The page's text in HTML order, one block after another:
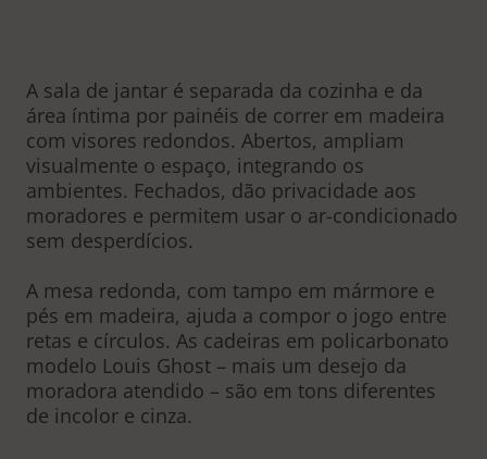
A sala de jantar é separada da cozinha e da
área íntima por painéis de correr em madeira
com visores redondos. Abertos, ampliam
visualmente o espaço, integrando os
ambientes. Fechados, dão privacidade aos
moradores e permitem usar o ar-condicionado
sem desperdícios.
A mesa redonda, com tampo em mármore e
pés em madeira, ajuda a compor o jogo entre
retas e círculos. As cadeiras em policarbonato
modelo Louis Ghost – mais um desejo da
moradora atendido – são em tons diferentes
de incolor e cinza.